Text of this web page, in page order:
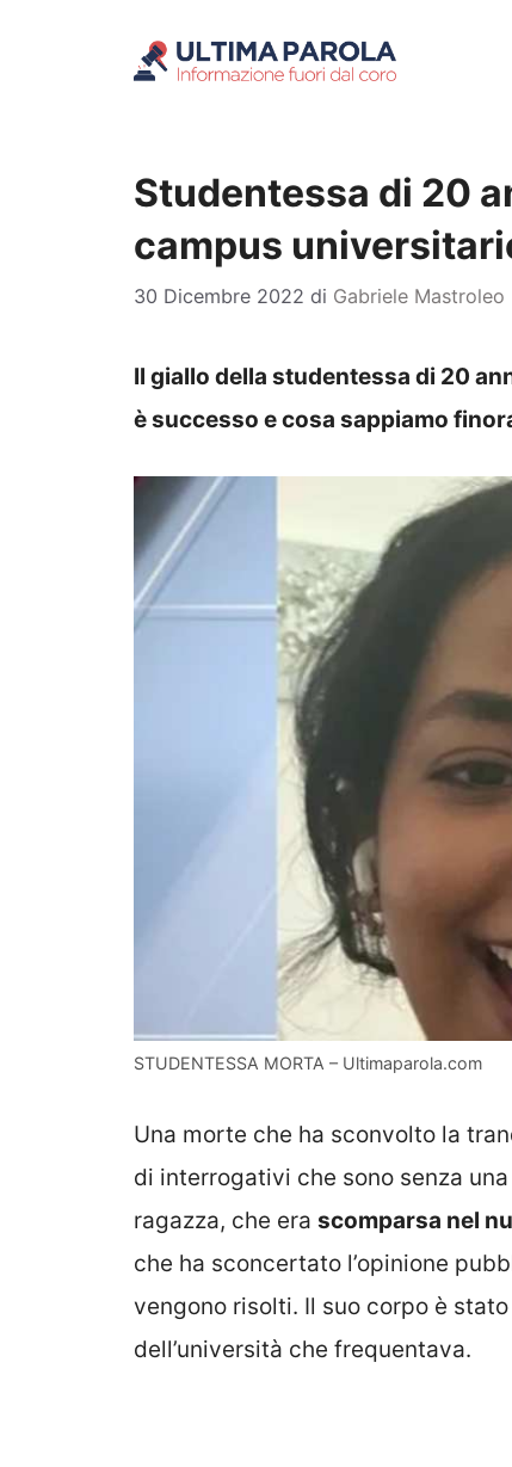
Studentessa di 20
campus
30 Dicembre 2022 di Gabriele Mastroleo
Il giallo della studentessa di 20
è successo e cosa sappiamo
STUDENTESSA MORTA – Ultimaparola.com
Una morte che ha sconvolto la
di interrogativi che sono senza
ragazza, che era scomparsa nel
che ha sconcertato l’opinione
vengono risolti. Il suo corpo è
dell’università che frequentava.